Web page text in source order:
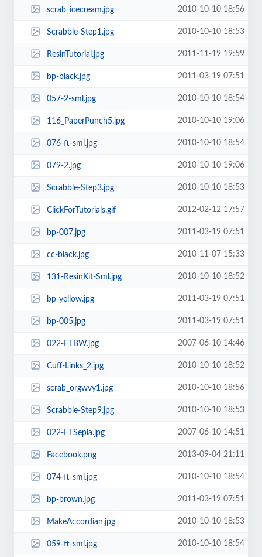
scrab_icecream.jpg 2010-10-10 18:56
Scrabble-Step1.jpg 2010-10-10 18:53
ResinTutorial.jpg 2011-11-19 19:59
bp-black.jpg 2011-03-19 07:51
057-2-sml.jpg 2010-10-10 18:54
116_PaperPunch5.jpg 2010-10-10 19:06
076-ft-sml.jpg 2010-10-10 18:54
079-2.jpg 2010-10-10 19:06
Scrabble-Step3.jpg 2010-10-10 18:53
ClickForTutorials.gif 2012-02-12 17:57
bp-007.jpg 2011-03-19 07:51
cc-black.jpg 2010-11-07 15:33
131-ResinKit-Sml.jpg 2010-10-10 18:52
bp-yellow.jpg 2011-03-19 07:51
bp-005.jpg 2011-03-19 07:51
022-FTBW.jpg 2007-06-10 14:46
Cuff-Links_2.jpg 2010-10-10 18:52
scrab_orgwvy1.jpg 2010-10-10 18:56
Scrabble-Step9.jpg 2010-10-10 18:53
022-FTSepia.jpg 2007-06-10 14:51
Facebook.png 2013-09-04 21:11
074-ft-sml.jpg 2010-10-10 18:54
bp-brown.jpg 2011-03-19 07:51
MakeAccordian.jpg 2010-10-10 18:53
059-ft-sml.jpg 2010-10-10 18:54